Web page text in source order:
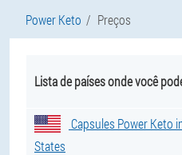
Power Keto Preços
Lista de países onde você
Capsules Power Keto
States